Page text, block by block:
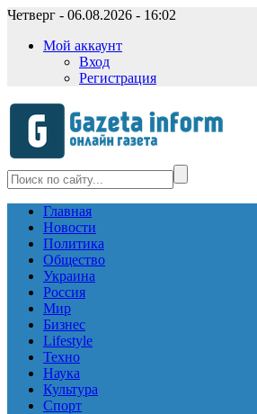
Четверг - 06.08.2026 - 16:02
Мой аккаунт
Вход
Регистрация
Главная
Новости
Политика
Общество
Украина
Россия
Мир
Бизнес
Lifestyle
Техно
Наука
Культура
Спорт